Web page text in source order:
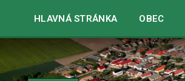
Warning: strpos() expects parameter 1 to
HLAVNÁ STRÁNKA OBEC